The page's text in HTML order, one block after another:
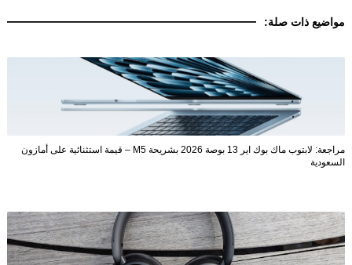
مواضيع ذات صلة:
مراجعة: لابتوب ماك بوك اير 13 بوصة 2026 بشريحة M5 – قيمة استثنائية على أمازون
السعودية